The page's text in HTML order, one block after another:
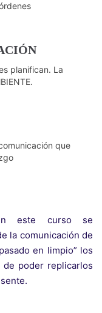
planifican. La
que
este curso se
la comunicación de
en limpio” los
poder replicarlos